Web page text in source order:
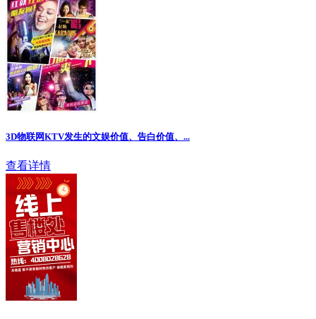
3D物联网KTV发生的文娱价值、告白价值、 ...
查看详情